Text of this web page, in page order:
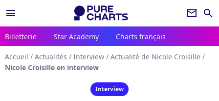
menu newsletter search
Billetterie Star Academy Charts français
Accueil / Actualités / Interview / Actualité de Nicole Croisille /
Nicole Croisille en interview
Interview